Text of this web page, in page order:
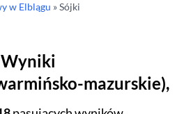
w Elblągu »Sójki
Wyniki
mazurskie),